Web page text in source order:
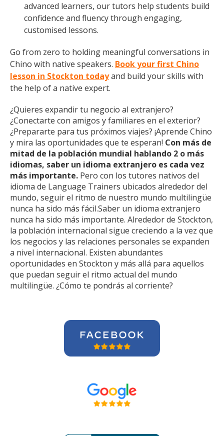
advanced learners, our tutors help students build
confidence and fluency through engaging,
customised lessons.
Go from zero to holding meaningful conversations in
Chino with native speakers. Book your first Chino
lesson in Stockton todayand build your skills with
the help of a native expert.
¿Quieres expandir tu negocio al extranjero?
¿Conectarte con amigos y familiares en el exterior?
¿Prepararte para tus próximos viajes? ¡Aprende Chino
y mira las oportunidades que te esperan! Con más de
mitad de la población mundial hablando 2 o más
idiomas, saber un idioma extranjero es cada vez
más importante. Pero con los tutores nativos del
idioma de Language Trainers ubicados alrededor del
mundo, seguir el ritmo de nuestro mundo multilingüe
nunca ha sido más fácil.Saber un idioma extranjero
nunca ha sido más importante. Alrededor de Stockton,
la población internacional sigue creciendo a la vez que
los negocios y las relaciones personales se expanden
a nivel internacional. Existen abundantes
oportunidades en Stockton y más allá para aquellos
que puedan seguir el ritmo actual del mundo
multilingüe. ¿Cómo te pondrás al corriente?